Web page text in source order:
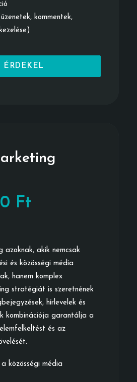
kommentek,
ÉRDEKEL
Ft
azoknak, akik nemcsak
és közösségi média
hanem komplex
stratégiát is szeretnének
hírlevelek és
kombinációja garantálja a
és az
közösségi média